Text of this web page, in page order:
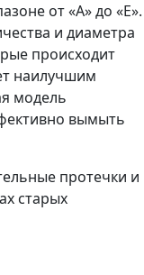
от «A» до «E».
и диаметра
происходит
наилучшим
модель
вымыть
протечки и
старых